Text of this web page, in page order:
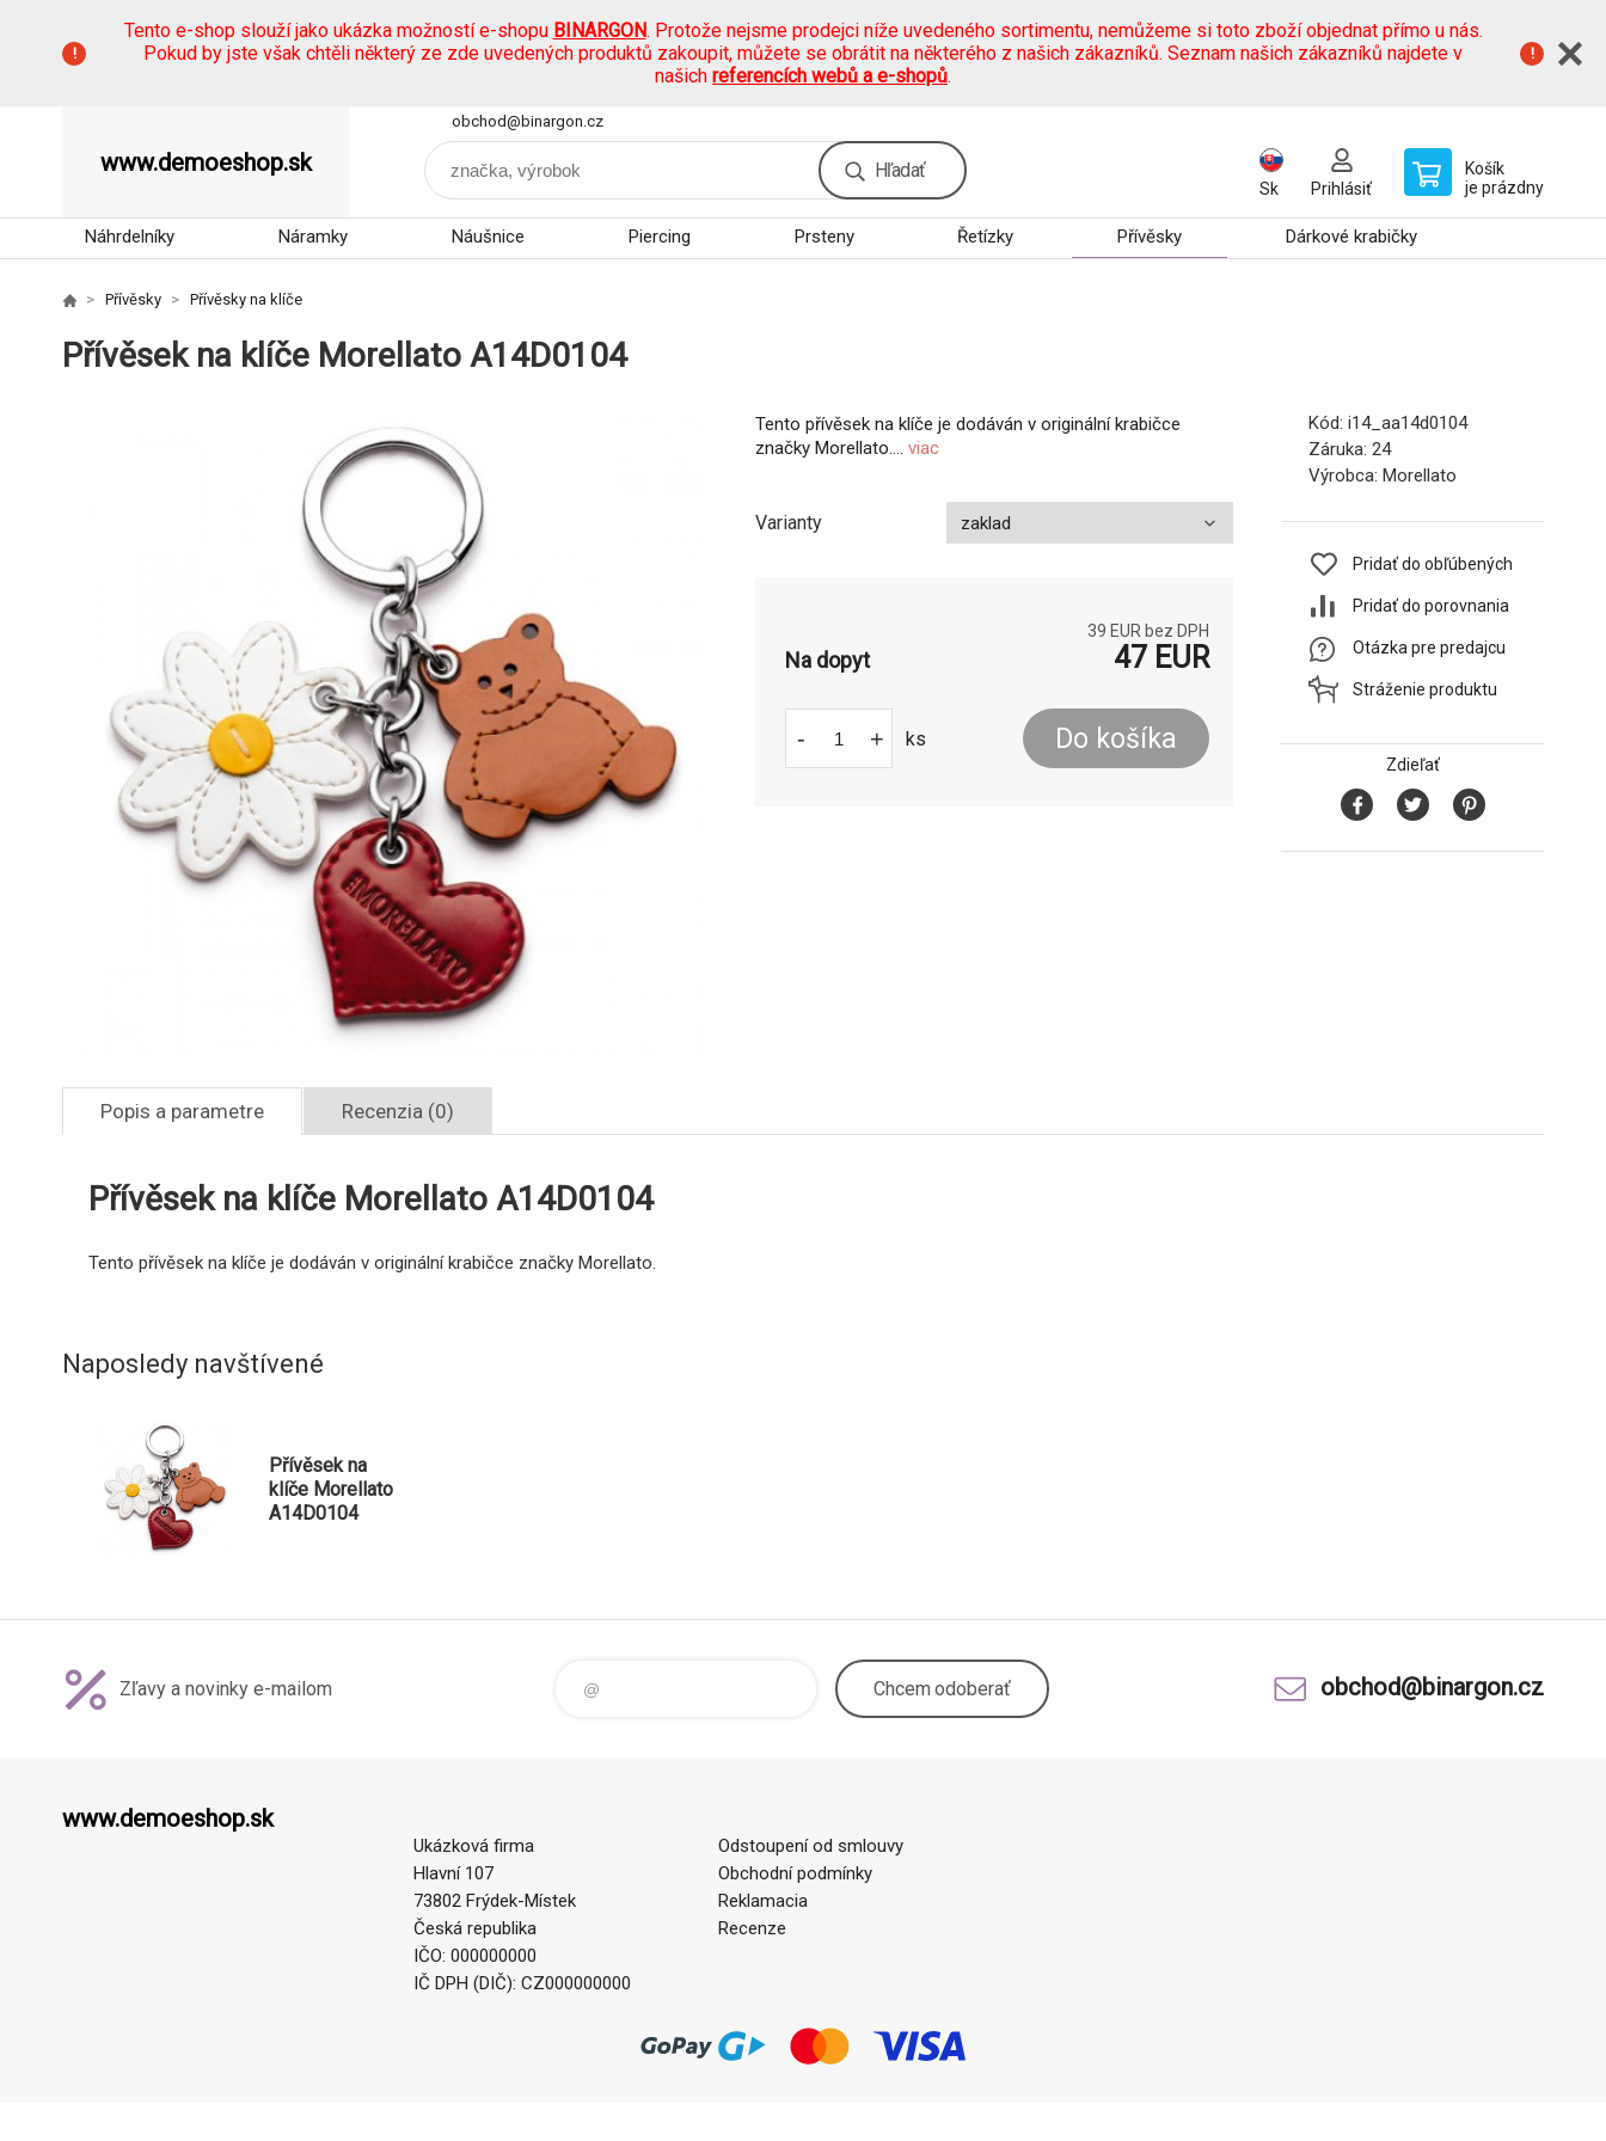
Tento e-shop slouží jako ukázka možností e-shopu BINARGON. Protože nejsme prodejci níže uvedeného sortimentu, nemůžeme si toto zboží objednat přímo u nás.
Pokud by jste však chtěli některý ze zde uvedených produktů zakoupit, můžete se obrátit na některého z našich zákazníků. Seznam našich zákazníků najdete v
našich referencích webů a e-shopů.
www.demoeshop.sk
obchod@binargon.cz
Hľadať
Sk Prihlásiť
Košík
je prázdny
Náhrdelníky Náramky Náušnice Piercing Prsteny Řetízky Přívěsky Dárkové krabičky
Přívěsky Přívěsky na klíče
Přívěsek na klíče Morellato A14D0104
Tento přívěsek na klíče je dodáván v originální krabičce
značky Morellato.... viac
Varianty
39 EUR bez DPH
Na dopyt 47 EUR
- + ks Do košíka
Kód: i14_aa14d0104
Záruka: 24
Výrobca: Morellato
Pridať do obľúbených
Pridať do porovnania
Otázka pre predajcu
Stráženie produktu
Zdieľať
Popis a parametre Recenzia (0)
Přívěsek na klíče Morellato A14D0104
Tento přívěsek na klíče je dodáván v originální krabičce značky Morellato.
Naposledy navštívené
Přívěsek na
klíče Morellato
A14D0104
Zľavy a novinky e-mailom Chcem odoberať obchod@binargon.cz
www.demoeshop.sk
Ukázková firma
Hlavní 107
73802 Frýdek-Místek
Česká republika
IČO: 000000000
IČ DPH (DIČ): CZ000000000
Odstoupení od smlouvy
Obchodní podmínky
Reklamacia
Recenze